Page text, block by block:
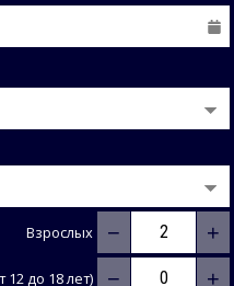
Взрослых − +
12 до 18 лет) − +